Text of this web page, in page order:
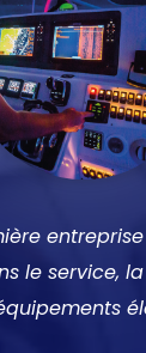
le service,